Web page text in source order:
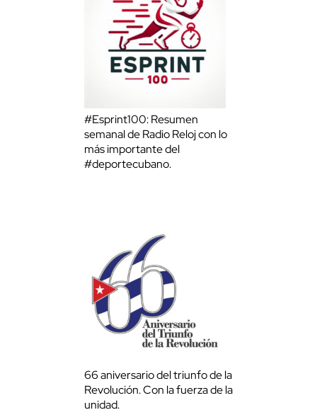
#Esprint100: Resumen
semanal de Radio Reloj con lo
más importante del
#deportecubano.
66 aniversario del triunfo de la
Revolución. Con la fuerza de la
unidad.